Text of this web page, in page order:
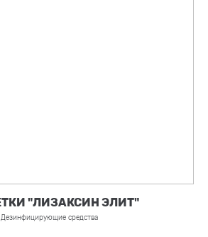
"ЛИЗАКСИН ЭЛИТ"
Дезинфицирующие средства